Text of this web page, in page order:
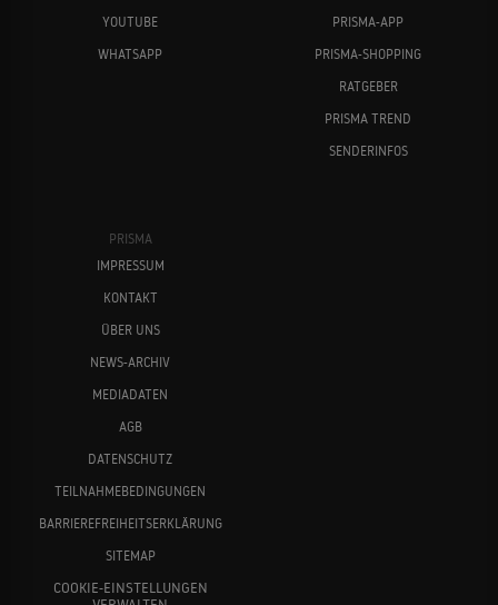
YOUTUBE
WHATSAPP
PRISMA-APP
PRISMA-SHOPPING
RATGEBER
PRISMA TREND
SENDERINFOS
PRISMA
IMPRESSUM
KONTAKT
ÜBER UNS
NEWS-ARCHIV
MEDIADATEN
AGB
DATENSCHUTZ
TEILNAHMEBEDINGUNGEN
BARRIEREFREIHEITSERKLÄRUNG
SITEMAP
COOKIE-EINSTELLUNGEN